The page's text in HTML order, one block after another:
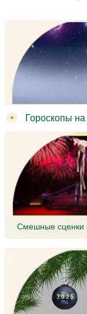
Гороскопы на
Смешные сценки